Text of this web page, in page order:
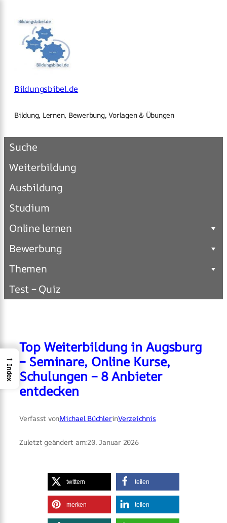
Inhalt
springen
Bildungsbibel.de
Bildung, Lernen, Bewerbung, Vorlagen & Übungen
Suche
Weiterbildung
Ausbildung
Studium
Online lernen
Bewerbung
Themen
Test – Quiz
Top Weiterbildung in Augsburg
– Seminare, Online Kurse,
Schulungen – 8 Anbieter
entdecken
Verfasst vonMichael BüchlerinVerzeichnis
Zuletzt geändert am:20. Januar 2026
twittern teilen
merken teilen
→
Index